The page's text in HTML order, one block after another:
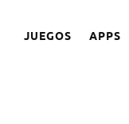
JUEGOS APPS